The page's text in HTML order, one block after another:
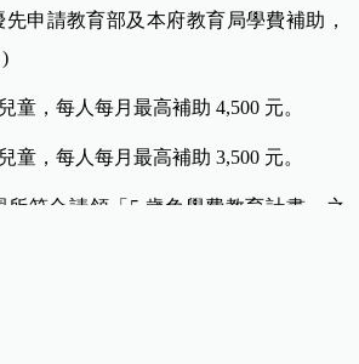
申請教育部及本府教育局學費補助，
童，每人每月最高補助 4,500 元。
童，每人每月最高補助 3,500 元。
符合請領「5 歲免學費教育計畫」之